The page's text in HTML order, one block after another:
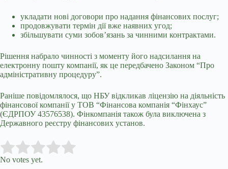
укладати нові договори про надання фінансових послуг;
продовжувати термін дії вже наявних угод;
збільшувати суми зобов’язань за чинними контрактами.
Рішення набрало чинності з моменту його надсилання на
електронну пошту компанії, як це передбачено Законом “Про
адміністративну процедуру”.
Раніше повідомлялося, що НБУ відкликав ліцензію на діяльність
фінансової компанії у ТОВ “Фінансова компанія “Фінхаус”
(ЄДРПОУ 43576538). Фінкомпанія також була виключена з
Державного реєстру фінансових установ.
Rate this item:
No votes yet.